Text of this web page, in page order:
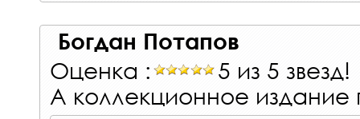
Богдан Потапов
Оценка :
5 из 5 звезд!
А коллекционное издание